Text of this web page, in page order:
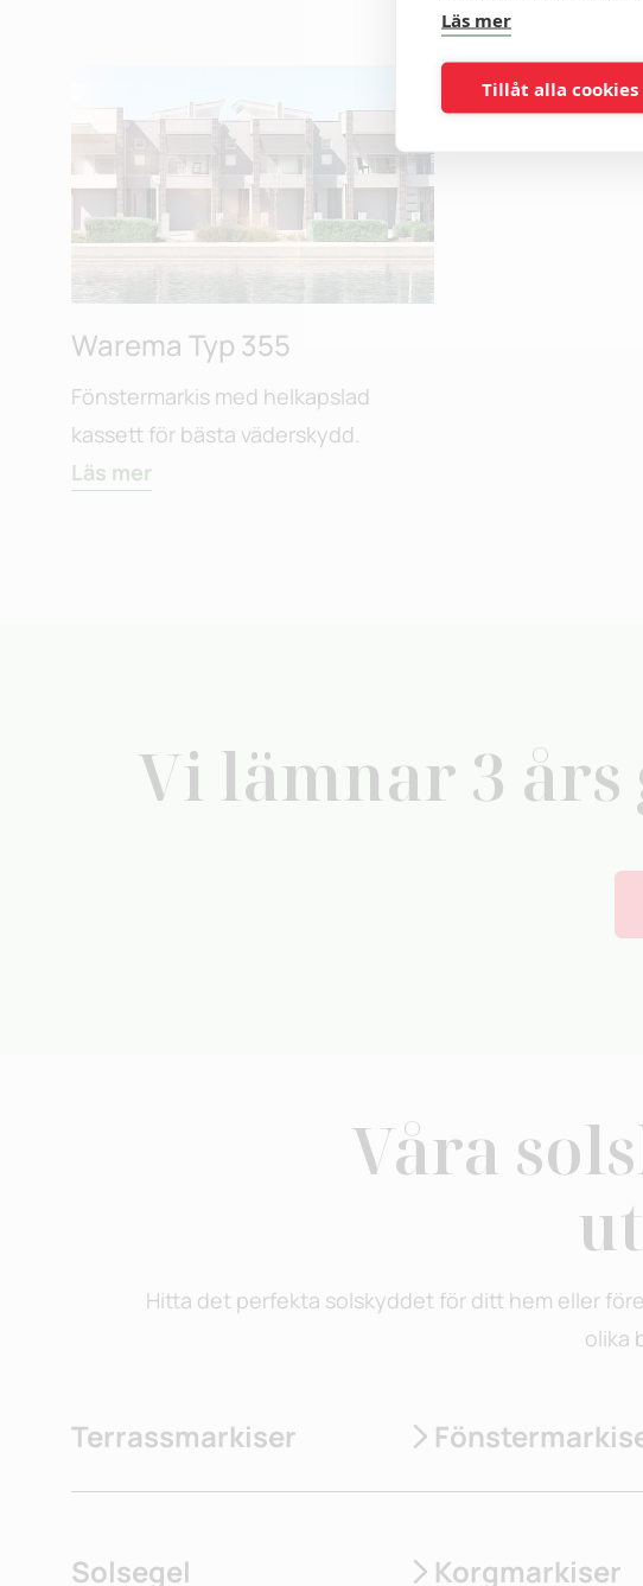
Läs mer
Tillåt alla cookies
Warema Typ 355
Fönstermarkis med helkapslad
kassett för bästa väderskydd.
Läs mer
Vi lämnar 3
Våra
Hitta det perfekta solskyddet för ditt hem eller
olika
Terrassmarkiser
Solsegel Korgmarkiser